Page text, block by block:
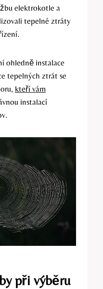
elektrokotle a
tepelné ‌ztráty
ohledně instalace
tepelných ztrát se
kteří vám
instalací
při výběru